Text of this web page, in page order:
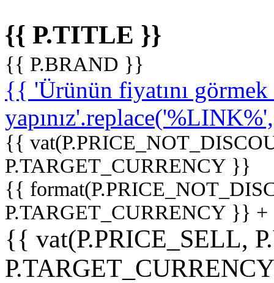
{{ P.TITLE }}
{{ P.BRAND }}
{{ 'Ürünün fiyatını
{{
P.TARGET_CURRENCY }}
{{
P.TARGET_CURRENCY }}
{{ vat(P.PRICE_SELL,